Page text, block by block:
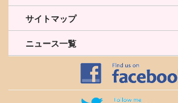
サイトマップ
ニュース一覧